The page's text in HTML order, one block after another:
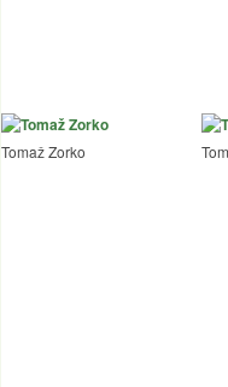
Tomaž Zorko